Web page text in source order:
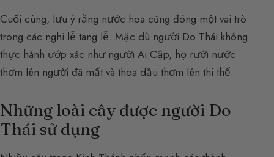
Cuối cùng, lưu ý rằng nước hoa cũng đóng một vai trò
trong các nghi lễ tang lễ. Mặc dù người Do Thái không
thực hành ướp xác như người Ai Cập, họ rưới nước
thơm lên người đã mất và thoa dầu thơm lên thi thể.
Những loài cây được người Do
Thái sử dụng